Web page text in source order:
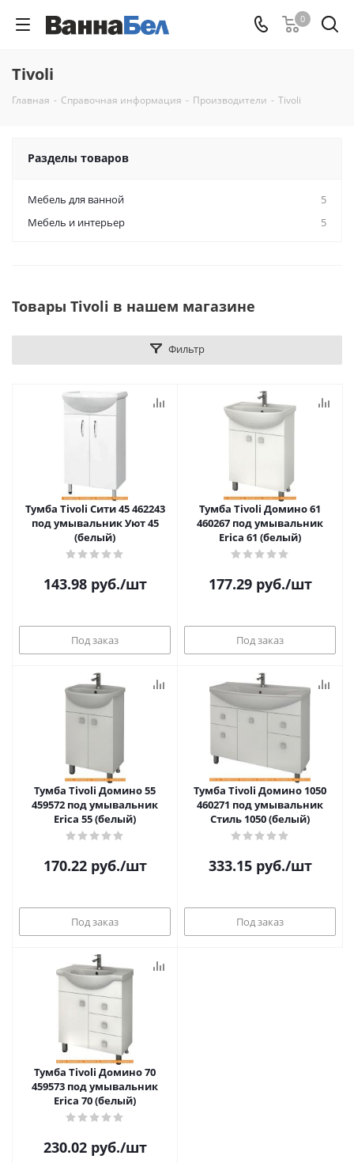
0
Tivoli
Главная - Справочная информация - Производители - Tivoli
Разделы товаров
Мебель для ванной
5
Мебель и интерьер
5
Товары Tivoli в нашем магазине
Фильтр
Тумба Tivoli Сити 45 462243
под умывальник Уют 45
(белый)
143.98руб./шт
Под заказ
Тумба Tivoli Домино 61
460267 под умывальник
Erica 61 (белый)
177.29руб./шт
Под заказ
Тумба Tivoli Домино 55
459572 под умывальник
Erica 55 (белый)
170.22руб./шт
Под заказ
Тумба Tivoli Домино 1050
460271 под умывальник
Стиль 1050 (белый)
333.15руб./шт
Под заказ
Тумба Tivoli Домино 70
459573 под умывальник
Erica 70 (белый)
230.02руб./шт